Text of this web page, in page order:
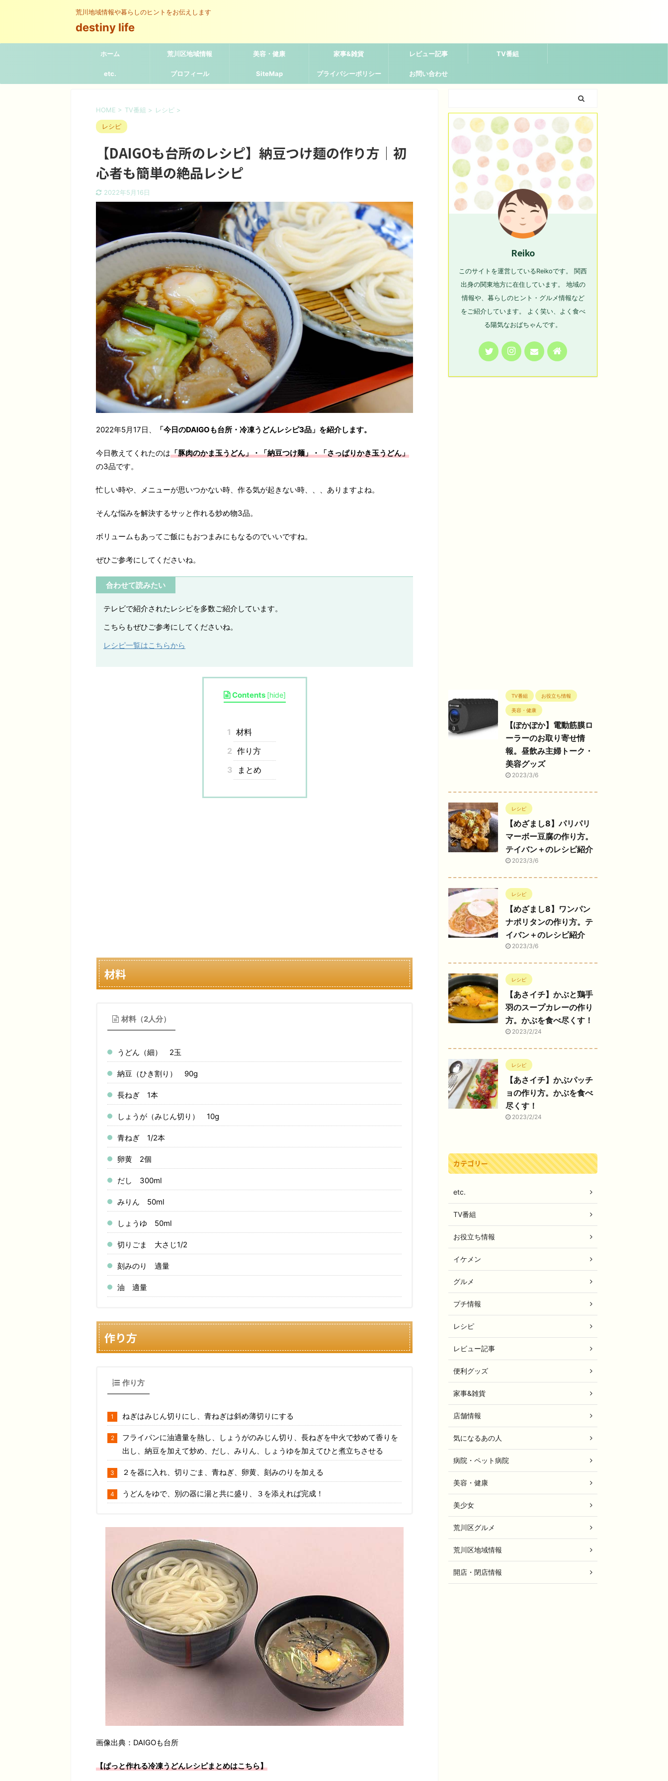
荒川地域情報や暮らしのヒントをお伝えします
destiny life
ホーム 荒川区地域情報 美容・健康 家事&雑貨 レビュー記事 TV番組
etc. プロフィール SiteMap プライバシーポリシー お問い合わせ
HOME > TV番組 > レシピ >
レシピ
【DAIGOも台所のレシピ】納豆つけ麺の作り方｜初
心者も簡単の絶品レシピ
2022年5月16日
2022年5月17日、 「今日のDAIGOも台所・冷凍うどんレシピ3品 」を紹介します。
今日教えてくれたのは「豚肉のかま玉うどん」・「納豆つけ麺」・「さっぱりかき玉うどん」
の3品です。
忙しい時や、メニューが思いつかない時、作る気が起きない時、、、ありますよね。
そんな悩みを解決するサッと作れる炒め物3品。
ボリュームもあってご飯にもおつまみにもなるのでいいですね。
ぜひご参考にしてくださいね。
合わせて読みたい
テレビで紹介されたレシピを多数ご紹介しています。
こちらもぜひご参考にしてくださいね。
レシピ一覧はこちらから
Contents [hide]
1 材料
2 作り方
3
まとめ
材料
材料（2人分）
うどん（細） 2玉
納豆（ひき割り） 90g
長ねぎ 1本
しょうが（みじん切り） 10g
青ねぎ 1/2本
卵黄 2個
だし 300ml
みりん 50ml
しょうゆ 50ml
切りごま 大さじ1/2
刻みのり 適量
油 適量
作り方
作り方
ねぎはみじん切りにし、青ねぎは斜め薄切りにする
フライパンに油適量を熱し、しょうがのみじん切り、長ねぎを中火で炒めて香りを
出し、納豆を加えて炒め、だし、みりん、しょうゆを加えてひと煮立ちさせる
２を器に入れ、切りごま、青ねぎ、卵黄、刻みのりを加える
うどんをゆで、別の器に湯と共に盛り、３を添えれば完成！
画像出典：DAIGOも台所
【ぱっと作れる冷凍うどんレシピまとめはこちら】
Reiko
このサイトを運営しているReikoです。 関西
出身の関東地方に在住しています。 地域の
情報や、暮らしのヒント・グルメ情報など
をご紹介しています。 よく笑い、よく食べ
る陽気なおばちゃんです。
TV番組 お役立ち情報
美容・健康
【ぽかぽか】電動筋膜ロ
ーラーのお取り寄せ情
報。昼飲み主婦トーク・
美容グッズ
2023/3/6
レシピ
【めざまし8】パリパリ
マーボー豆腐の作り方。
テイバン＋のレシピ紹介
2023/3/6
レシピ
【めざまし8】ワンパン
ナポリタンの作り方。テ
イバン＋のレシピ紹介
2023/3/6
レシピ
【あさイチ】かぶと鶏手
羽のスープカレーの作り
方。かぶを食べ尽くす！
2023/2/24
レシピ
【あさイチ】かぶパッチ
ョの作り方。かぶを食べ
尽くす！
2023/2/24
カテゴリー
etc.
TV番組
お役立ち情報
イケメン
グルメ
プチ情報
レシピ
レビュー記事
便利グッズ
家事&雑貨
店舗情報
気になるあの人
病院・ペット病院
美容・健康
美少女
荒川区グルメ
荒川区地域情報
開店・閉店情報